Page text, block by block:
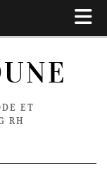
ET
RH